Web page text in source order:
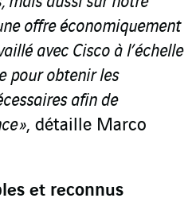
offre économiquement
avec Cisco à l’échelle
pour obtenir les
afin de
», détaille Marco
et reconnus